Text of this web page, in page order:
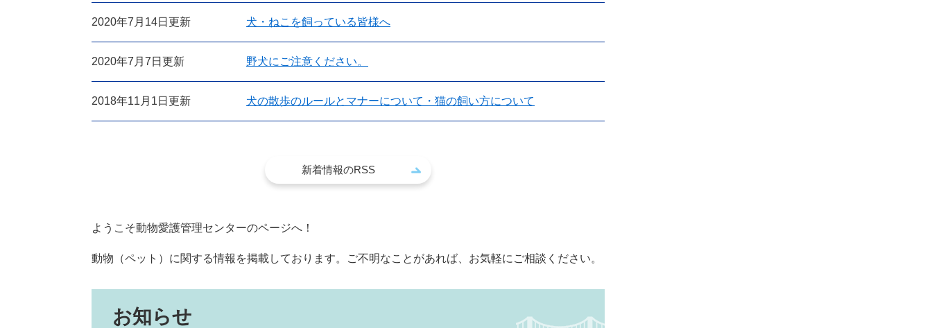
2020年7月14日更新 犬・ねこを飼っている皆様へ
2020年7月7日更新 野犬にご注意ください。
2018年11月1日更新 犬の散歩のルールとマナーについて・猫の飼い方について
新着情報のRSS
ようこそ動物愛護管理センターのページへ！
動物（ペット）に関する情報を掲載しております。ご不明なことがあれば、お気軽にご相談ください。
お知らせ